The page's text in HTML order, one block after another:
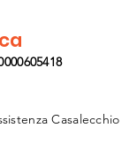
Casalecchio